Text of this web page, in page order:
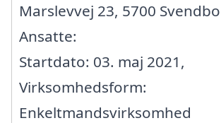
Marslevvej 23, 5700
Ansatte:
Startdato: 03. maj 2021,
Virksomhedsform:
Enkeltmandsvirksomhed